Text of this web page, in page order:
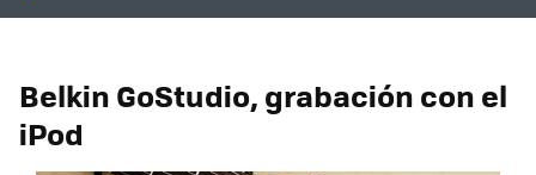
Belkin GoStudio, grabación con el
iPod